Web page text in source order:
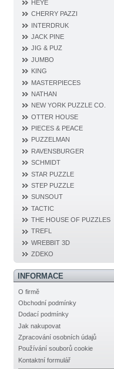
HEYE
CHERRY PAZZI
INTERDRUK
JACK PINE
JIG & PUZ
JUMBO
KING
MASTERPIECES
NATHAN
NEW YORK PUZZLE CO.
OTTER HOUSE
PIECES & PEACE
PUZZELMAN
RAVENSBURGER
SCHMIDT
STAR PUZZLE
STEP PUZZLE
SUNSOUT
TACTIC
THE HOUSE OF PUZZLES
TREFL
WREBBIT 3D
ZDEKO
INFORMACE
O firmě
Obchodní podmínky
Dodací podmínky
Jak nakupovat
Zpracování osobních údajů
Používání souborů cookie
Kontaktní formulář